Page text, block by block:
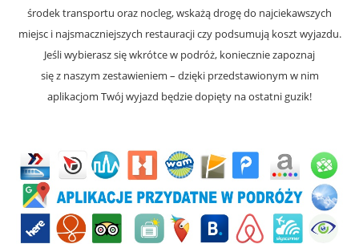
środek transportu oraz nocleg, wskażą drogę do najciekawszych
miejsc i najsmaczniejszych restauracji czy podsumują koszt wyjazdu.
Jeśli wybierasz się wkrótce w podróż, koniecznie zapoznaj
się z naszym zestawieniem – dzięki przedstawionym w nim
aplikacjom Twój wyjazd będzie dopięty na ostatni guzik!